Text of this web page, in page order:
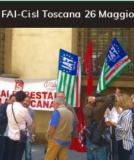
Cisl Toscana 26